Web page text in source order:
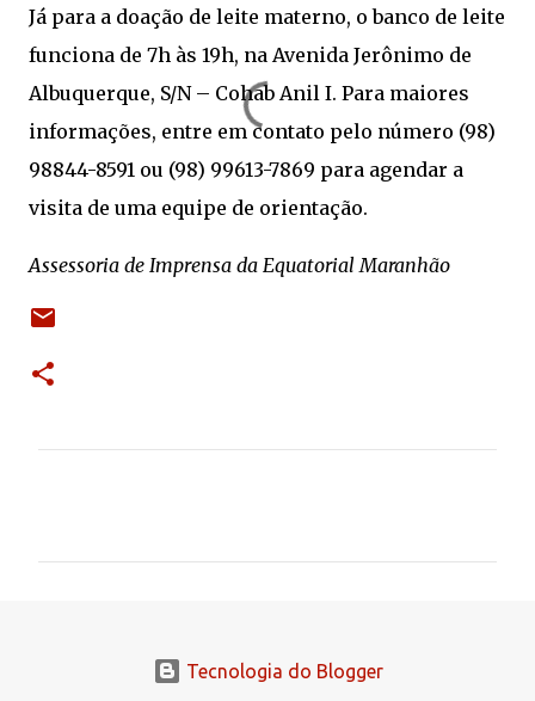
Já para a doação de leite materno, o banco de leite
funciona de 7h às 19h, na Avenida Jerônimo de
Albuquerque, S/N – Cohab Anil I. Para maiores
informações, entre em contato pelo número (98)
98844-8591 ou (98) 99613-7869 para agendar a
visita de uma equipe de orientação.
Assessoria de Imprensa da Equatorial Maranhão
Tecnologia do Blogger